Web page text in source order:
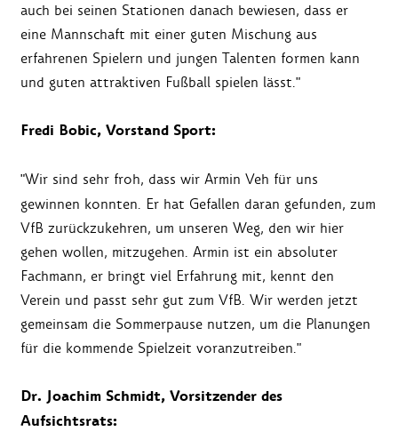
auch bei seinen Stationen danach bewiesen, dass er
eine Mannschaft mit einer guten Mischung aus
erfahrenen Spielern und jungen Talenten formen kann
und guten attraktiven Fußball spielen lässt."
Fredi Bobic, Vorstand Sport:
"Wir sind sehr froh, dass wir Armin Veh für uns
gewinnen konnten. Er hat Gefallen daran gefunden, zum
VfB zurückzukehren, um unseren Weg, den wir hier
gehen wollen, mitzugehen. Armin ist ein absoluter
Fachmann, er bringt viel Erfahrung mit, kennt den
Verein und passt sehr gut zum VfB. Wir werden jetzt
gemeinsam die Sommerpause nutzen, um die Planungen
für die kommende Spielzeit voranzutreiben."
Dr. Joachim Schmidt, Vorsitzender des
Aufsichtsrats: